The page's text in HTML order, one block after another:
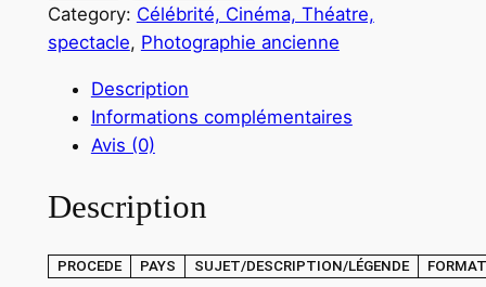
u
a
d
Category: Célébrité, Cinéma, Théatre,
spectacle, Photographie ancienne
Description
Informations complémentaires
Avis (0)
Description
PROCEDE PAYS SUJET/DESCRIPTION/LÉGENDE FORMAT